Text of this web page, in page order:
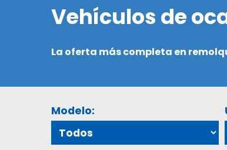
Vehículos de
La oferta más completa en
Modelo: